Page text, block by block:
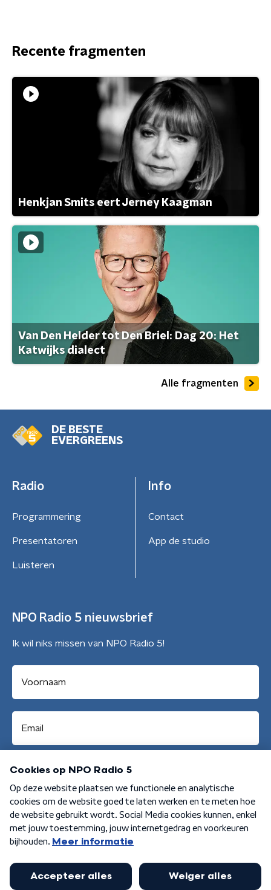
Recente fragmenten
Henkjan Smits eert Jerney Kaagman
Van Den Helder tot Den Briel: Dag 20: Het
Katwijks dialect
Alle fragmenten
DE BESTE
EVERGREENS
Radio
Programmering
Presentatoren
Luisteren
Info
Contact
App de studio
NPO Radio 5 nieuwsbrief
Ik wil niks missen van NPO Radio 5!
Aanmelden
Algemene voorwaarden Privacybeleid